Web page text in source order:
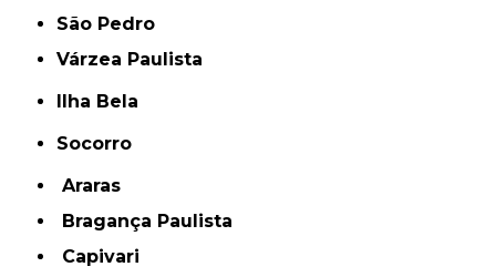
São Pedro
Várzea Paulista
Ilha Bela
Socorro
Araras
Bragança Paulista
Capivari